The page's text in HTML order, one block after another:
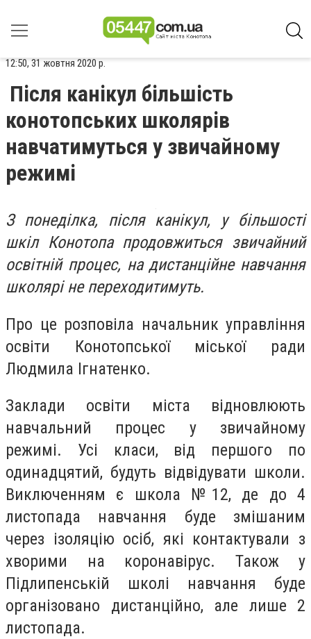
12:50, 31 жовтня 2020 р.
Після канікул більшість
конотопських школярів
навчатимуться у звичайному
режимі
З понеділка, після канікул, у більшості
шкіл Конотопа продовжиться звичайний
освітній процес, на дистанційне навчання
школярі не переходитимуть.
Про це розповіла начальник управління
освіти Конотопської міської ради
Людмила Ігнатенко.
Заклади освіти міста відновлюють
навчальний процес у звичайному
режимі. Усі класи, від першого по
одинадцятий, будуть відвідувати школи.
Виключенням є школа №12, де до 4
листопада навчання буде змішаним
через ізоляцію осіб, які контактували з
хворими на коронавірус. Також у
Підлипенській школі навчання буде
організовано дистанційно, але лише 2
листопада.